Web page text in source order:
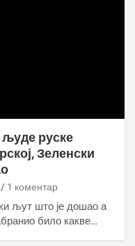
људе руске
Зеленски
1 коментар
љут што је дошао а
било какве…